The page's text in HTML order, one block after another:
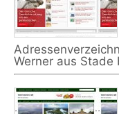
Werner aus Stade